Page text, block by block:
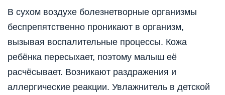
В сухом воздухе болезнетворные организмы
беспрепятственно проникают в организм,
вызывая воспалительные процессы. Кожа
ребёнка пересыхает, поэтому малыш её
расчёсывает. Возникают раздражения и
аллергические реакции. Увлажнитель в детской